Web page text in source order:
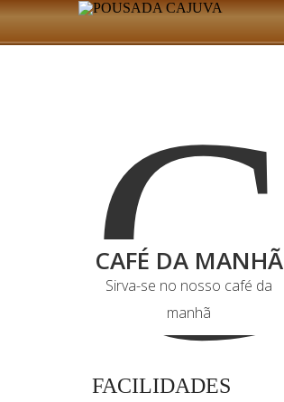
C
CAFÉ DA MANHÃ
Sirva-se no nosso café da
manhã
FACILIDADES